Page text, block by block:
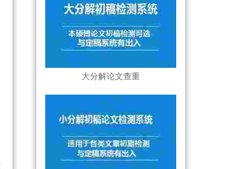
大分解论文查重